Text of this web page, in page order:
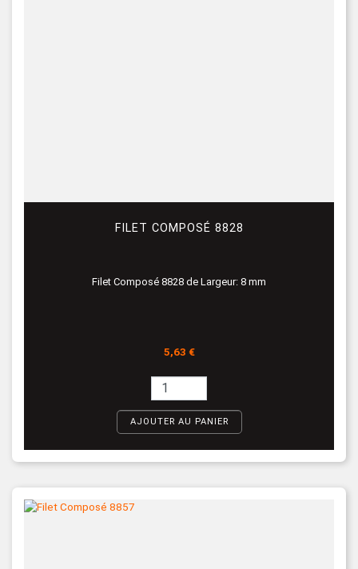
FILET COMPOSÉ 8828
Filet Composé 8828 de Largeur: 8 mm
Prix
5,63 €
AJOUTER AU PANIER